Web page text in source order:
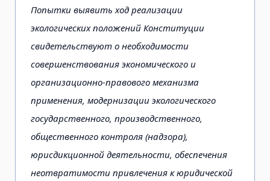
Попытки выявить ход реализации
экологических положений Конституции
свидетельствуют о необ­ходимости
совершенствования экономического и
организационно-правового механизма
примене­ния, модернизации экологического
государственного, производственного,
общественного контроля (надзора),
юрисдикционной деятельности, обеспечения
неотвратимости привлечения к юридиче­ской